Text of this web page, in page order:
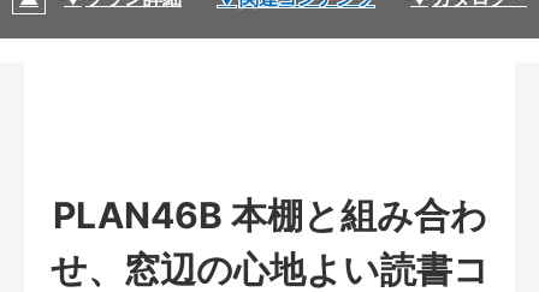
PLAN46B 本棚と組み合わ
せ、窓辺の心地よい読書コ